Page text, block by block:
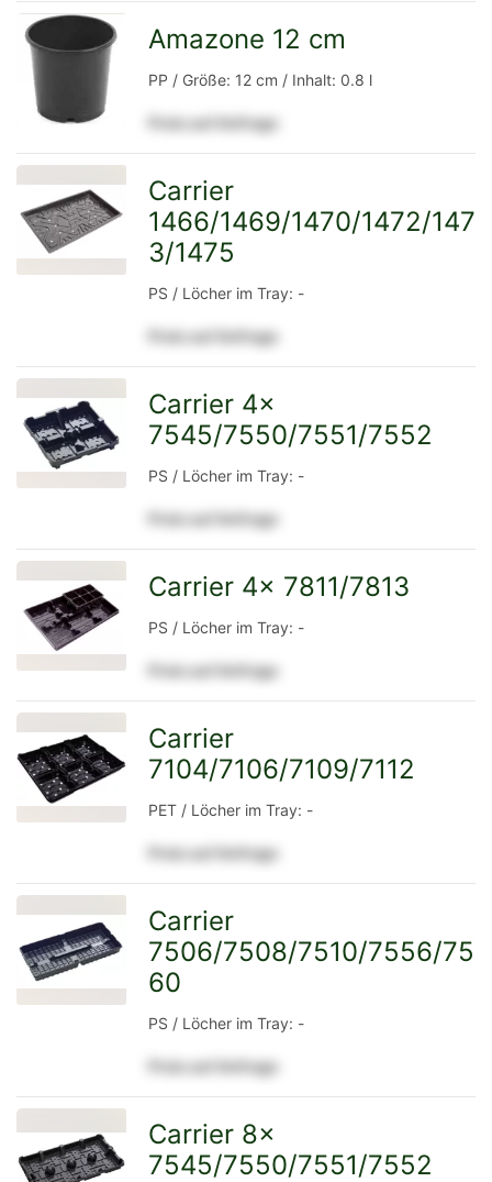
Detailseite
Detailseite
Amazone 12 cm
PP / Größe: 12 cm / Inhalt: 0.8 l
Preis auf Anfrage
Detailseite
Carrier
1466/1469/1470/1472/147
3/1475
PS / Löcher im Tray: -
Preis auf Anfrage
Carrier 4x
7545/7550/7551/7552
PS / Löcher im Tray: -
Preis auf Anfrage
Detailseite
Carrier 4x 7811/7813
PS / Löcher im Tray: -
Preis auf Anfrage
zur
Carrier
7104/7106/7109/7112
PET / Löcher im Tray: -
Preis auf Anfrage
Detailseite
Carrier
7506/7508/7510/7556/75
60
PS / Löcher im Tray: -
Preis auf Anfrage
Carrier 8x
7545/7550/7551/7552